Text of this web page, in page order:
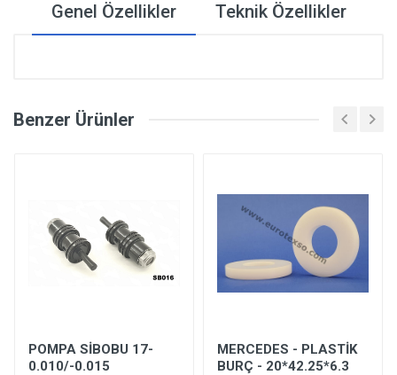
Genel Özellikler Teknik Özellikler
Benzer Ürünler
POMPA SİBOBU 17-
0.010/-0.015
MERCEDES - PLASTİK
BURÇ - 20*42.25*6.3